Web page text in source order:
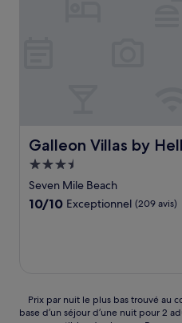
Galleon Villas by
Galleon Villas by Hello
Hébergement
3.5 étoiles
Seven Mile Beach
10.0
10/10 Exceptionnel (209 avis)
Prix
par
Prix par nuit le plus bas trouvé au
base d’un séjour d’une nuit pour 2